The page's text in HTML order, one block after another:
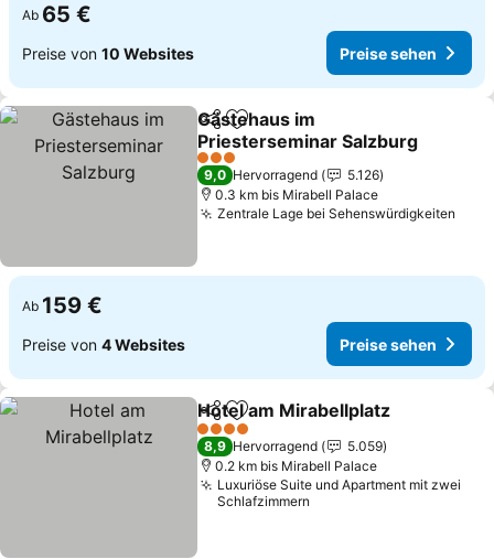
Ab 65 €
Preise von 10 Websites Preise sehen
TeilenZu Favoriten hinzufügen
Gästehaus im
Priesterseminar Salzburg
Preise sehen
3 Sterne
9,0 Hervorragend
5.126
0.3 km bis Mirabell Palace
Zentrale Lage bei Sehenswürdigkeiten
Ab 159 €
Preise von 4 Websites Preise sehen
TeilenZu Favoriten hinzufügen
Hotel am Mirabellplatz
4 Sterne
8,9 Hervorragend
5.059
0.2 km bis Mirabell Palace
Luxuriöse Suite und Apartment mit zwei
Schlafzimmern